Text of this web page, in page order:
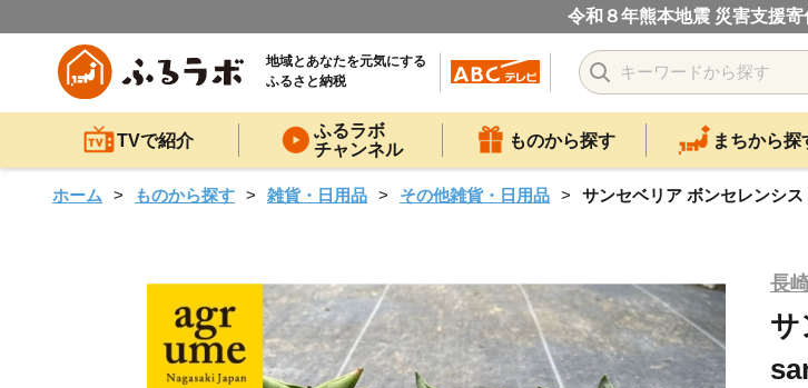
令和８年熊本地震 災害支援
地域とあなたを元気にする
ふるさと納税
TVで紹介
ふるラボ
チャンネル
ものから探す まちから探
ホーム ものから探す 雑貨・日用品 その他雑貨・日用品 サンセベリア ボンセレンシ
長
サ